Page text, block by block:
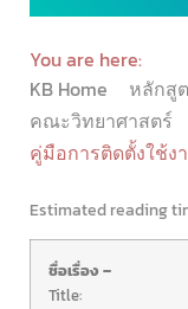
You are here:
KB Home
หลักสู
คณะวิทยาศาสตร์
คู่มือการติดตั้งใช้ง
Estimated reading
ชื่อเรื่อง –
Title: